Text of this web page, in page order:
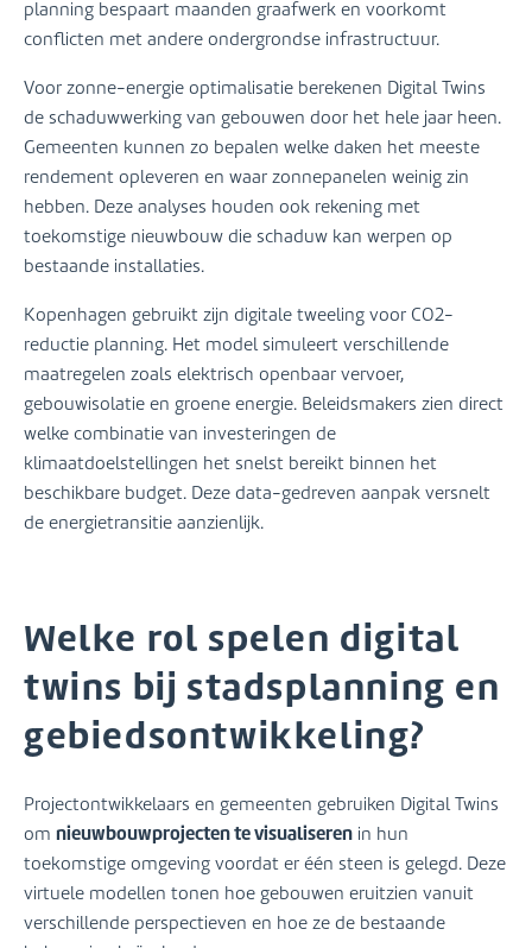
planning bespaart maanden graafwerk en voorkomt
conflicten met andere ondergrondse infrastructuur.
Voor zonne-energie optimalisatie berekenen Digital Twins
de schaduwwerking van gebouwen door het hele jaar heen.
Gemeenten kunnen zo bepalen welke daken het meeste
rendement opleveren en waar zonnepanelen weinig zin
hebben. Deze analyses houden ook rekening met
toekomstige nieuwbouw die schaduw kan werpen op
bestaande installaties.
Kopenhagen gebruikt zijn digitale tweeling voor CO2-
reductie planning. Het model simuleert verschillende
maatregelen zoals elektrisch openbaar vervoer,
gebouwisolatie en groene energie. Beleidsmakers zien direct
welke combinatie van investeringen de
klimaatdoelstellingen het snelst bereikt binnen het
beschikbare budget. Deze data-gedreven aanpak versnelt
de energietransitie aanzienlijk.
Welke rol spelen digital
twins bij stadsplanning en
gebiedsontwikkeling?
Projectontwikkelaars en gemeenten gebruiken Digital Twins
om nieuwbouwprojecten te visualiseren in hun
toekomstige omgeving voordat er één steen is gelegd. Deze
virtuele modellen tonen hoe gebouwen eruitzien vanuit
verschillende perspectieven en hoe ze de bestaande